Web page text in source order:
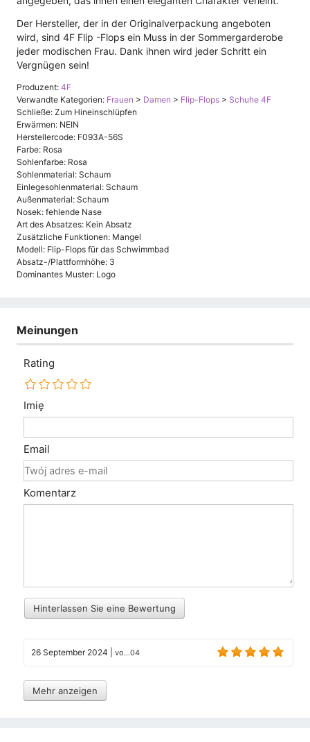
Der Hersteller, der in der Originalverpackung angeboten
wird, sind 4F Flip -Flops ein Muss in der Sommergarderobe
jeder modischen Frau. Dank ihnen wird jeder Schritt ein
Vergnügen sein!
Produzent: 4F
Verwandte Kategorien: Frauen > Damen > Flip-Flops > Schuhe 4F
Schließe: Zum Hineinschlüpfen
Erwärmen: NEIN
Herstellercode: F093A-56S
Farbe: Rosa
Sohlenfarbe: Rosa
Sohlenmaterial: Schaum
Einlegesohlenmaterial: Schaum
Außenmaterial: Schaum
Nosek: fehlende Nase
Art des Absatzes: Kein Absatz
Zusätzliche Funktionen: Mangel
Modell: Flip-Flops für das Schwimmbad
Absatz-/Plattformhöhe: 3
Dominantes Muster: Logo
Meinungen
Rating
Imię
Email
Komentarz
Hinterlassen Sie eine Bewertung
26 September 2024 vo...04
Mehr anzeigen